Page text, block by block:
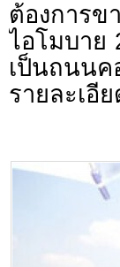
ต้องการ
ไอโมบาย
เป็นถนน
รายละเอี